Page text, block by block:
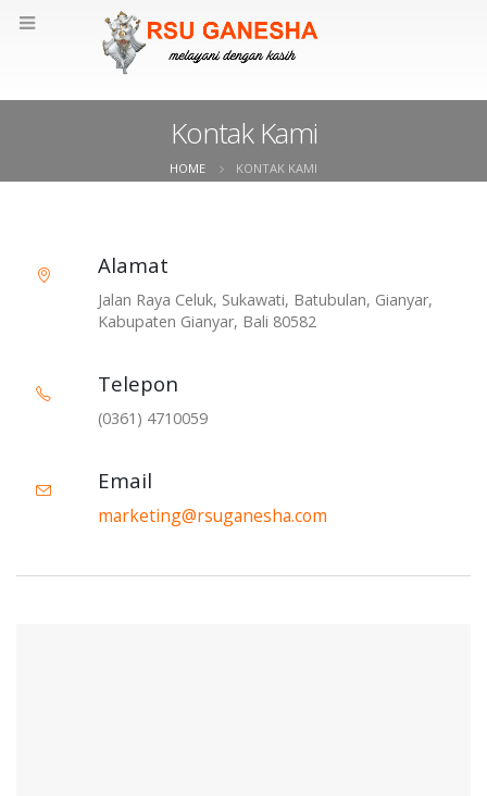
Kontak Kami
HOME KONTAK KAMI
Alamat
Jalan Raya Celuk, Sukawati, Batubulan, Gianyar,
Kabupaten Gianyar, Bali 80582
Telepon
(0361) 4710059
Email
marketing@rsuganesha.com